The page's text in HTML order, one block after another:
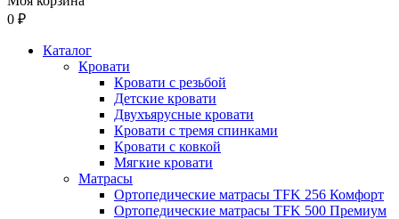
0 ₽
Каталог
Кровати
Кровати с резьбой
Детские кровати
Двухъярусные кровати
Кровати с тремя спинками
Кровати с ковкой
Мягкие кровати
Матрасы
Ортопедические матрасы TFK 256 Комфорт
Ортопедические матрасы TFK 500 Премиум